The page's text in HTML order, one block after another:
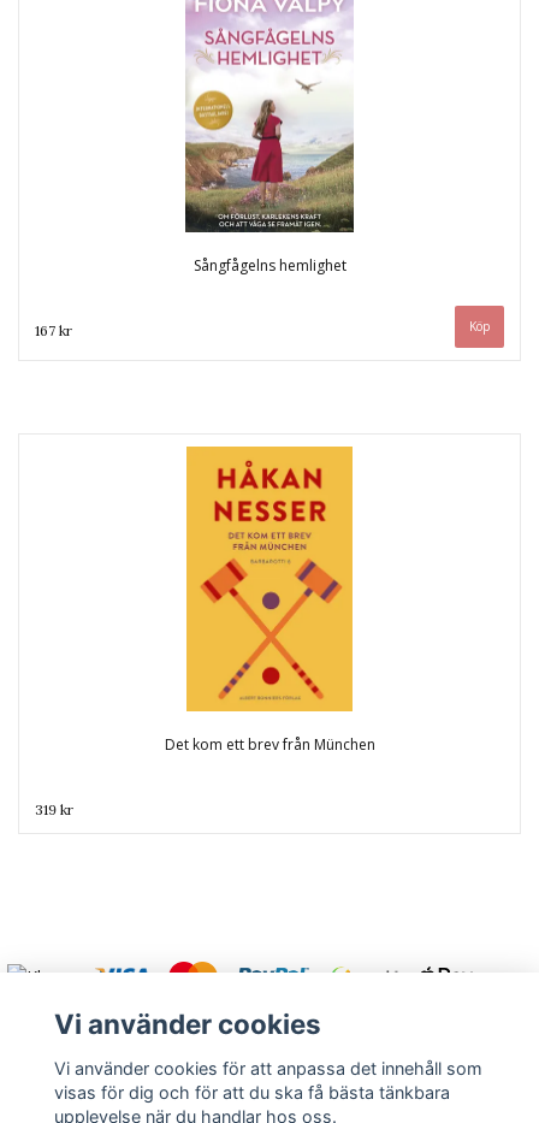
Sångfågelns hemlighet
167 kr
Det kom ett brev från München
319 kr
Varmt välkommen att kontakta oss.
Vi använder cookies
Vi använder cookies för att anpassa det innehåll som
visas för dig och för att du ska få bästa tänkbara
upplevelse när du handlar hos oss.